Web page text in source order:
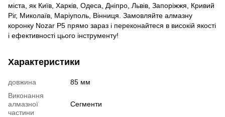
міста, як Київ, Харків, Одеса, Дніпро, Львів, Запоріжжя, Кривий
Ріг, Миколаїв, Маріуполь, Вінниця. Замовляйте алмазну
коронку Nozar P5 прямо зараз і переконайтеся в високій якості
і ефективності цього інструменту!
Характеристики
довжина
85 мм
Виконання
алмазної
частини
Сегменти